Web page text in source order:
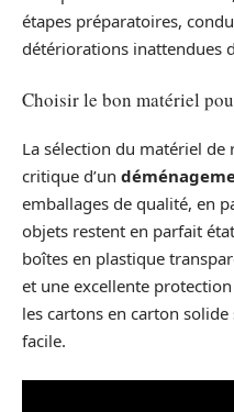
étapes préparatoires,
détériorations inattendues
Choisir le bon matériel
La sélection du matériel
critique d’un
emballages de qualité, en
objets restent en parfait
boîtes en plastique
et une excellente
les cartons en carton
facile.